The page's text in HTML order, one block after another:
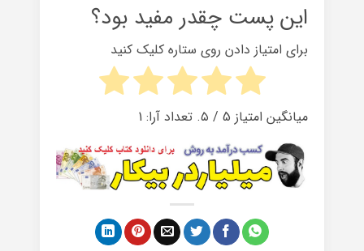
این پست چقدر مفید بود؟
برای امتیاز دادن روی ستاره کلیک کنید
میانگین امتیاز 5/ ۵. تعداد آرا: 1